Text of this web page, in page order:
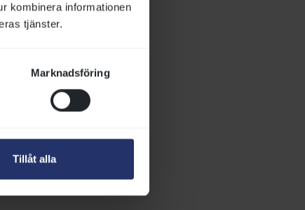
kombinera informationen
tjänster.
Marknadsföring
Tillåt alla